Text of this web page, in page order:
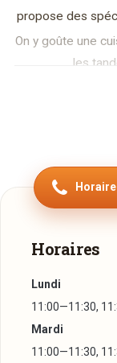
propose des
On y goûte une
les
Découvrez ses
place ou à
ligne pour
Limbersberg,
ambiance
entre collègues
Horaires
Lundi
11:00—11:30,
Mardi
11:00—11:30,